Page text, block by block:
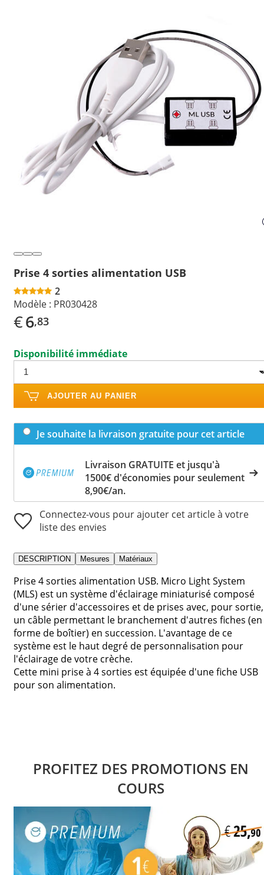
Prise 4 sorties alimentation USB
2
Modèle : PR030428
€6,83
Disponibilité immédiate
AJOUTER AU PANIER
Je souhaite la livraison gratuite pour cet article
Livraison GRATUITE et jusqu'à
1500€ d'économies pour seulement
8,90€/an.
Connectez-vous pour ajouter cet article à votre
liste des envies
DESCRIPTION Mesures Matériaux
Prise 4 sorties alimentation USB. Micro Light System
(MLS) est un système d'éclairage miniaturisé composé
d'une sérier d'accessoires et de prises avec, pour sortie,
un câble permettant le branchement d'autres fiches (en
forme de boîtier) en succession. L'avantage de ce
système est le haut degré de personnalisation pour
l'éclairage de votre crèche.
Cette mini prise à 4 sorties est équipée d'une fiche USB
pour son alimentation.
PROFITEZ DES PROMOTIONS EN
COURS